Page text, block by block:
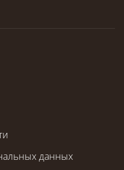
данных